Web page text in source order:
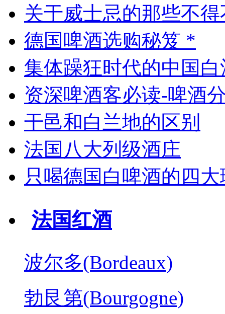
关于威士忌的那些不
德国啤酒选购秘笈 *
集体躁狂时代的中国白
资深啤酒客必读-啤酒
干邑和白兰地的区别
法国八大列级酒庄
只喝德国白啤酒的四
法国红酒
波尔多(Bordeaux)
勃艮第(Bourgogne)